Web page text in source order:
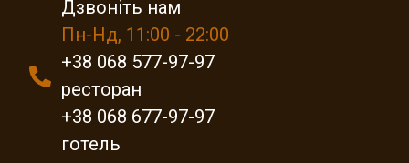
Дзвоніть нам
Пн-Нд, 11:00 - 22:00
+38 068 577-97-97
ресторан
+38 068 677-97-97
готель